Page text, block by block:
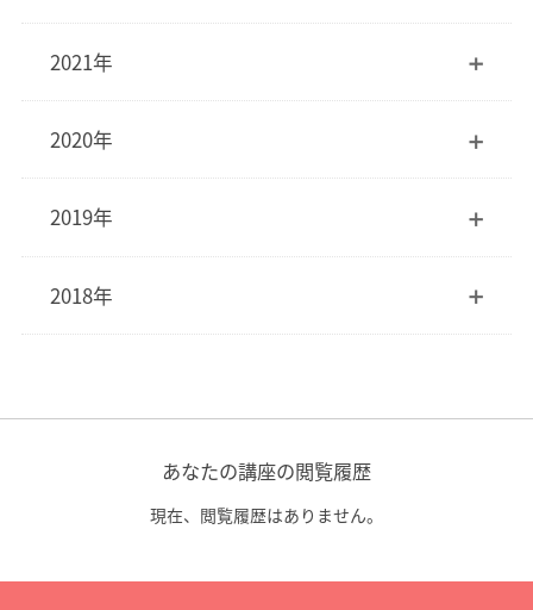
2021年
2020年
2019年
2018年
あなたの講座の閲覧履歴
現在、閲覧履歴はありません。